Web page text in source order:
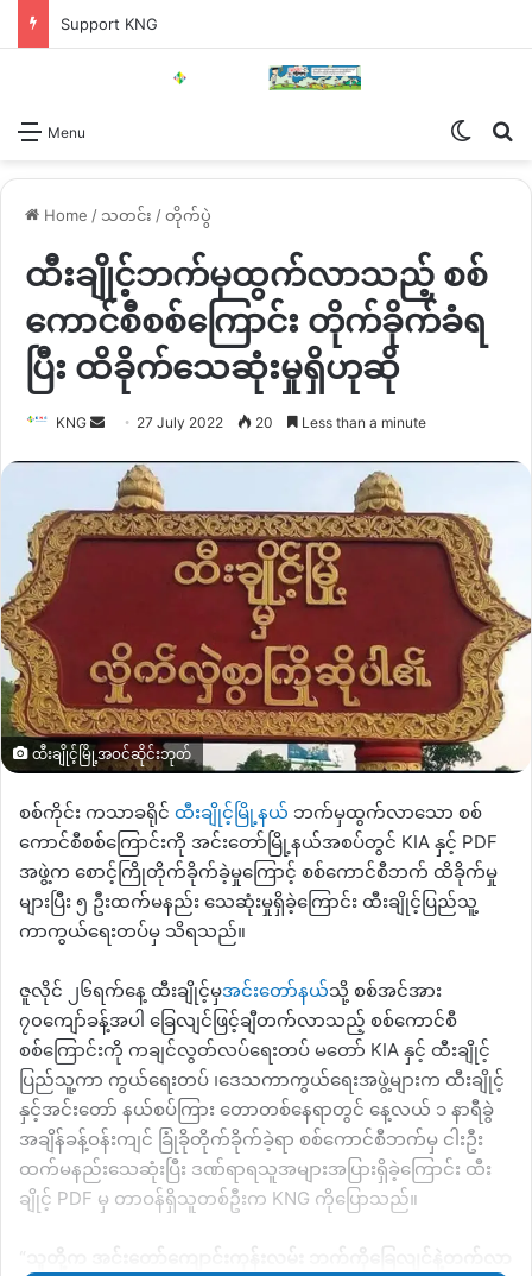
Support KNG
Menu
Home / သတင်း /တိုက်ပွဲ
ထီးချိုင့်ဘက်မှထွက်လာသည့် စစ်
ကောင်စီစစ်ကြောင်း တိုက်ခိုက်ခံရ
ပြီး ထိခိုက်သေဆုံးမှုရှိဟုဆို
KNG
Send
email
27 July 2022 20 Less than a minute
ထီးချိုင့်မြို့အဝင်ဆိုင်းဘုတ်
စစ်ကိုင်း ကသာခရိုင် ထီးချိုင့်မြို့နယ် ဘက်မှထွက်လာသော စစ်
ကောင်စီစစ်ကြောင်းကို အင်းတော်မြို့နယ်အစပ်တွင် KIA နှင့် PDF
အဖွဲ့က စောင့်ကြိုတိုက်ခိုက်ခဲ့မှုကြောင့် စစ်ကောင်စီဘက် ထိခိုက်မှု
များပြီး ၅ ဦးထက်မနည်း သေဆုံးမှုရှိခဲ့ကြောင်း ထီးချိုင့်ပြည်သူ့
ကာကွယ်ရေးတပ်မှ သိရသည်။
ဇူလိုင် ၂၆ရက်နေ့ ထီးချိုင့်မှအင်းတော်နယ်သို့ စစ်အင်အား
၇၀ကျော်ခန့်အပါ ခြေလျင်ဖြင့်ချီတက်လာသည့် စစ်ကောင်စီ
စစ်ကြောင်းကို ကချင်လွတ်လပ်ရေးတပ် မတော် KIA နှင့် ထီးချိုင့်
ပြည်သူ့ကာ ကွယ်ရေးတပ် ၊ဒေသကာကွယ်ရေးအဖွဲ့များက ထီးချိုင့်
နှင့်အင်းတော် နယ်စပ်ကြား တောတစ်နေရာတွင် နေ့လယ် ၁ နာရီခွဲ
အချိန်ခန့်ဝန်းကျင် ခြုံခိုတိုက်ခိုက်ခဲ့ရာ စစ်ကောင်စီဘက်မှ ငါးဦး
ထက်မနည်းသေဆုံးပြီး ဒဏ်ရာရသူအများအပြားရှိခဲ့​ကြောင်း ထီး
ချိုင့် PDF မှ တာဝန်ရှိသူတစ်ဦးက KNG ကို​ပြောသည်။